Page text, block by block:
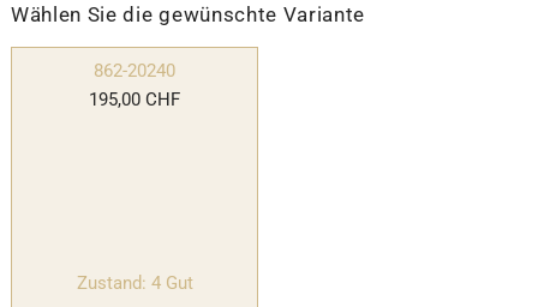
Wählen Sie die gewünschte Variante
862-20240
195,00 CHF
Zustand: 4 Gut